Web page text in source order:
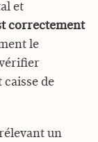
et
correctement
le
caisse de
un